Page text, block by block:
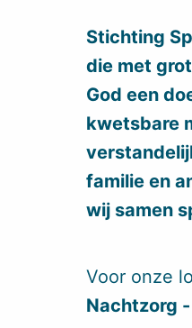
Stichting
die met
God een
kwetsbare
familie en
wij samen
Voor onze
Nachtzorg -